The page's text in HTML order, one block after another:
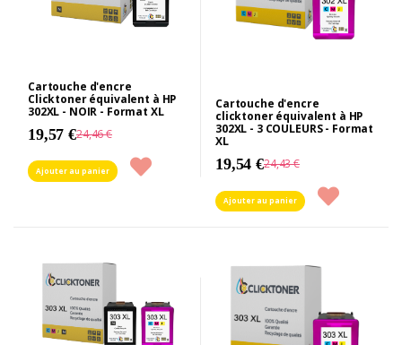
Cartouche d'encre
Clicktoner équivalent à HP
302XL - NOIR - Format XL
19,57 €24,46 €
Ajouter au panier
Cartouche d'encre
clicktoner équivalent à HP
302XL - 3 COULEURS - Format
XL
19,54 €24,43 €
Ajouter au panier